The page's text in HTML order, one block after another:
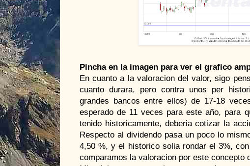
Pincha en la imagen para ver el grafico
En cuanto a la valoracion del valor, sigo
cuanto durara, pero contra unos per
grandes bancos entre ellos) de 17-18
esperado de 11 veces para este año, para
tenido historicamente, deberia cotizar la
Respecto al dividendo pasa un poco lo
4,50 %, y el historico solia rondar el 3%,
comparamos la valoracion por este concepto